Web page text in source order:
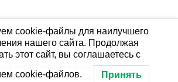
данных мониторинга на своих
активная ссылка на Сбой.рф
admin@сбой.рф
cookie-файлы для наилучшего
нашего сайта. Продолжая
этот сайт, вы соглашаетесь с
cookie-файлов. Принять